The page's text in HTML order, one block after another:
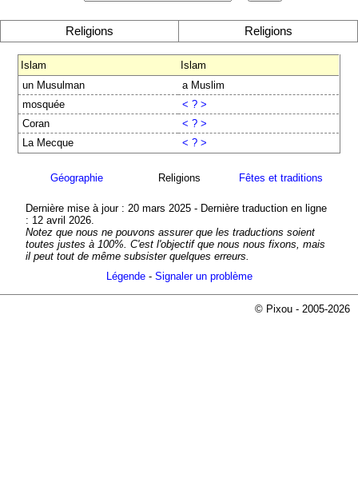
Religions Religions
Islam
Islam
un Musulman
a Muslim
mosquée
< ? >
Coran
< ? >
La Mecque
< ? >
Géographie Religions Fêtes et traditions
Dernière mise à jour : 20 mars 2025 - Dernière traduction en ligne
: 12 avril 2026.
Notez que nous ne pouvons assurer que les traductions soient
toutes justes à 100%. C'est l'objectif que nous nous fixons, mais
il peut tout de même subsister quelques erreurs.
Légende- Signaler un problème
© Pixou - 2005-2026